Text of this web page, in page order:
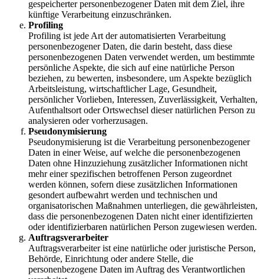
gespeicherter personenbezogener Daten mit dem Ziel, ihre
künftige Verarbeitung einzuschränken.
Profiling
Profiling ist jede Art der automatisierten Verarbeitung
personenbezogener Daten, die darin besteht, dass diese
personenbezogenen Daten verwendet werden, um bestimmte
persönliche Aspekte, die sich auf eine natürliche Person
beziehen, zu bewerten, insbesondere, um Aspekte bezüglich
Arbeitsleistung, wirtschaftlicher Lage, Gesundheit,
persönlicher Vorlieben, Interessen, Zuverlässigkeit, Verhalten,
Aufenthaltsort oder Ortswechsel dieser natürlichen Person zu
analysieren oder vorherzusagen.
Pseudonymisierung
Pseudonymisierung ist die Verarbeitung personenbezogener
Daten in einer Weise, auf welche die personenbezogenen
Daten ohne Hinzuziehung zusätzlicher Informationen nicht
mehr einer spezifischen betroffenen Person zugeordnet
werden können, sofern diese zusätzlichen Informationen
gesondert aufbewahrt werden und technischen und
organisatorischen Maßnahmen unterliegen, die gewährleisten,
dass die personenbezogenen Daten nicht einer identifizierten
oder identifizierbaren natürlichen Person zugewiesen werden.
Auftragsverarbeiter
Auftragsverarbeiter ist eine natürliche oder juristische Person,
Behörde, Einrichtung oder andere Stelle, die
personenbezogene Daten im Auftrag des Verantwortlichen